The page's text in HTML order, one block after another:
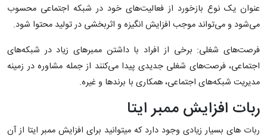
عنوان یک نوع بازخورد از فعالیت‌های خود در شبکه اجتماعی محسوب
می‌شود و می‌تواند موجب افزایش انگیزه و اثربخشی در تولید محتوا شود.
فرصت‌های شغلی: برخی از افراد با داشتن ممبرهای زیاد در شبکه‌های
اجتماعی، فرصت‌های شغلی جدیدی پیدا می‌کنند از جمله مشاوره در زمینه
مدیریت شبکه‌های اجتماعی، همکاری با برندها و غیره.
ربات افزایش ممبر ایتا
ربات های بسیار زیادی وجود دارد که میتوانید برای افزایش ممبر ایتا از آن